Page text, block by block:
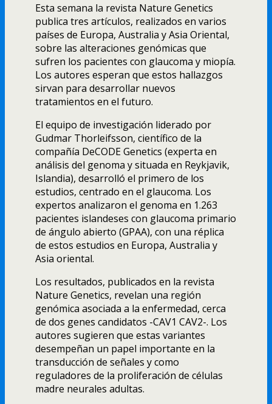
Esta semana la revista Nature Genetics
publica tres artí­culos, realizados en varios
paí­ses de Europa, Australia y Asia Oriental,
sobre las alteraciones genómicas que
sufren los pacientes con glaucoma y miopí­a.
Los autores esperan que estos hallazgos
sirvan para desarrollar nuevos
tratamientos en el futuro.
El equipo de investigación liderado por
Gudmar Thorleifsson, cientí­fico de la
compañí­a DeCODE Genetics (experta en
análisis del genoma y situada en Reykjavik,
Islandia), desarrolló el primero de los
estudios, centrado en el glaucoma. Los
expertos analizaron el genoma en 1.263
pacientes islandeses con glaucoma primario
de ángulo abierto (GPAA), con una réplica
de estos estudios en Europa, Australia y
Asia oriental.
Los resultados, publicados en la revista
Nature Genetics, revelan una región
genómica asociada a la enfermedad, cerca
de dos genes candidatos -CAV1 CAV2-. Los
autores sugieren que estas variantes
desempeñan un papel importante en la
transducción de señales y como
reguladores de la proliferación de células
madre neurales adultas.